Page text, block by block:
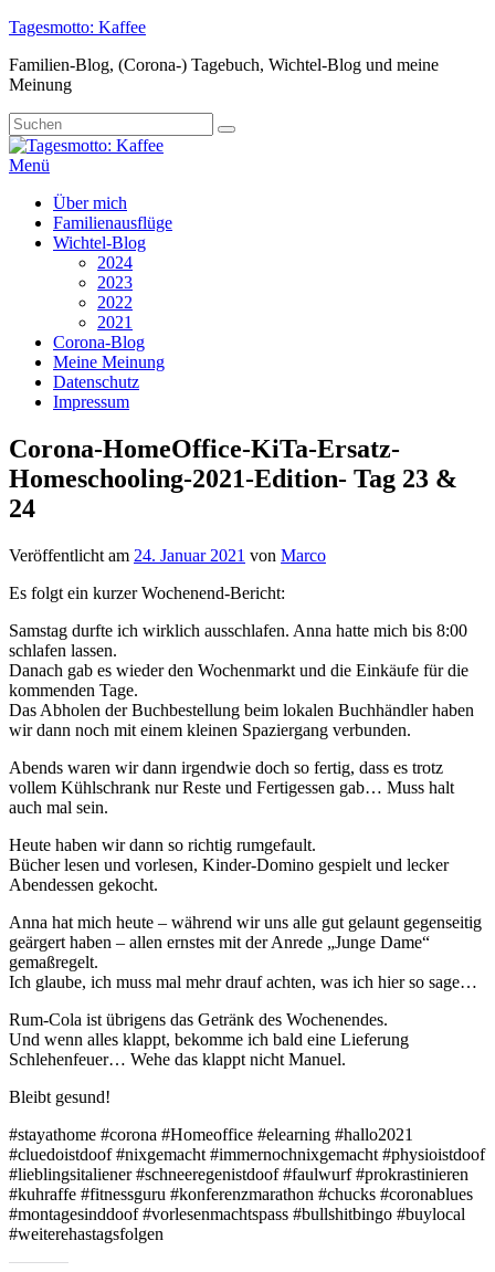
Zum
springen
Tagesmotto: Kaffee
Familien-Blog, (Corona-) Tagebuch, Wichtel-Blog und meine
Meinung
Suche
nach:
Suchen
Menü
Primäres
Menü
Über mich
Familienausflüge
Wichtel-Blog
2024
2023
2022
2021
Corona-Blog
Meine Meinung
Datenschutz
Impressum
Corona-HomeOffice-KiTa-Ersatz-
Homeschooling-2021-Edition- Tag 23 &
24
Veröffentlicht am 24. Januar 2021 von Marco
Es folgt ein kurzer Wochenend-Bericht:
Samstag durfte ich wirklich ausschlafen. Anna hatte mich bis 8:00
schlafen lassen.
Danach gab es wieder den Wochenmarkt und die Einkäufe für die
kommenden Tage.
Das Abholen der Buchbestellung beim lokalen Buchhändler haben
wir dann noch mit einem kleinen Spaziergang verbunden.
Abends waren wir dann irgendwie doch so fertig, dass es trotz
vollem Kühlschrank nur Reste und Fertigessen gab… Muss halt
auch mal sein.
Heute haben wir dann so richtig rumgefault.
Bücher lesen und vorlesen, Kinder-Domino gespielt und lecker
Abendessen gekocht.
Anna hat mich heute – während wir uns alle gut gelaunt gegenseitig
geärgert haben – allen ernstes mit der Anrede „Junge Dame“
gemaßregelt.
Ich glaube, ich muss mal mehr drauf achten, was ich hier so sage…
Rum-Cola ist übrigens das Getränk des Wochenendes.
Und wenn alles klappt, bekomme ich bald eine Lieferung
Schlehenfeuer… Wehe das klappt nicht Manuel.
Bleibt gesund!
#stayathome #corona #Homeoffice #elearning #hallo2021
#cluedoistdoof #nixgemacht #immernochnixgemacht #physioistdoof
#lieblingsitaliener #schneeregenistdoof #faulwurf #prokrastinieren
#kuhraffe #fitnessguru #konferenzmarathon #chucks #coronablues
#montagesinddoof #vorlesenmachtspass #bullshitbingo #buylocal
#weiterehastagsfolgen